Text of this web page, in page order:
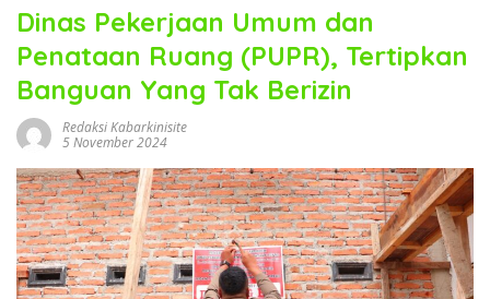
Dinas Pekerjaan Umum dan
Penataan Ruang (PUPR), Tertipkan
Banguan Yang Tak Berizin
Redaksi Kabarkinisite
5 November 2024